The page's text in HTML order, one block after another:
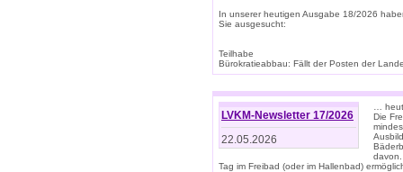
In unserer heutigen Ausgabe 18/2026
Sie ausgesucht:
Teilhabe
Bürokratieabbau: Fällt der Posten der
LVKM-Newsletter 17/2026
22.05.2026
…
Die
davon.
Tag im Freibad (oder im Hallenbad)